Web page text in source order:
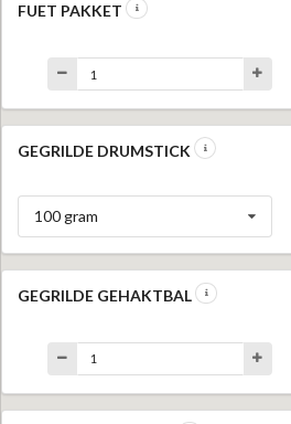
FUET PAKKET
GEGRILDE DRUMSTICK
100 gram
GEGRILDE GEHAKTBAL